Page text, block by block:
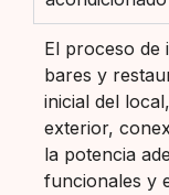
El proceso de
bares y
inicial del
exterior,
la potencia
funcionales y